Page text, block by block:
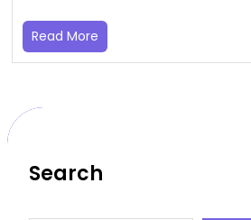
Read More
Search